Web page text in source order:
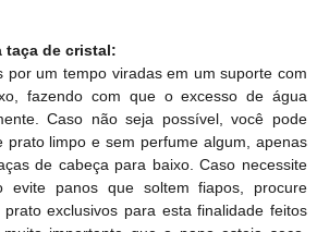
taça de cristal:
por um tempo viradas em um suporte com
fazendo com que o excesso de água
Caso não seja possível, você pode
prato limpo e sem perfume algum, apenas
de cabeça para baixo. Caso necessite
evite panos que soltem fiapos, procure
exclusivos para esta finalidade feitos